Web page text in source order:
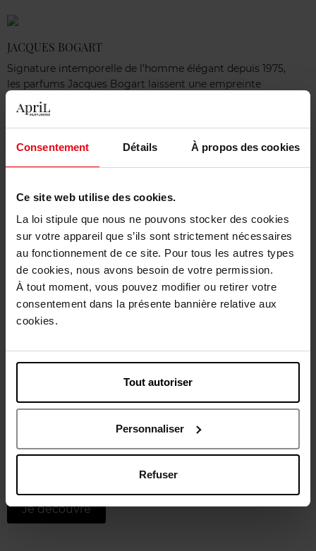
Consentement Détails À propos des cookies
Ce site web utilise des cookies.
La loi stipule que nous ne pouvons stocker des cookies
sur votre appareil que s’ils sont strictement nécessaires
au fonctionnement de ce site. Pour tous les autres types
de cookies, nous avons besoin de votre permission.
À tout moment, vous pouvez modifier ou retirer votre
consentement dans la présente bannière relative aux
cookies.
Tout autoriser
Personnaliser
Refuser
JACQUES BOGART
Signature intemporelle de l’homme élégant depuis 1975,
les parfums Jacques Bogart laissent une empreinte
olfactive puissante et une originalité qui transcendent les
modes.
Je découvre
TED LAPIDUS
A l’instar des créations coutures de leur créateur, les
parfums Ted Lapidus se démarquent par leur audace et
leur singularité. A chaque fragrance son style, pour
révéler sa propre personnalité.
Je découvre
APRIL, c’est une offre ultra généreuse, accessible et
végane de produits de bain, de soins, de maquillage et
parfums exclusifs, coffrets ou collectors à petits budgets :
tout pour faire ou se faire plaisir !
Je découvre